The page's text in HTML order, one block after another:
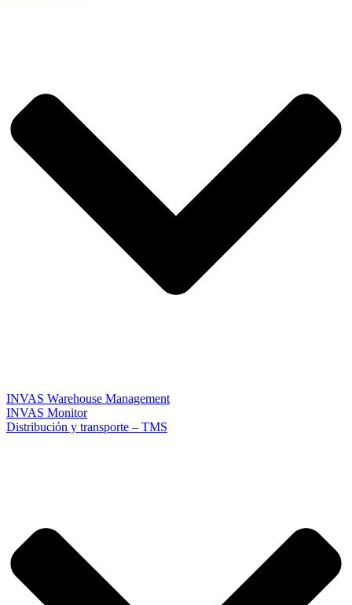
INVAS Warehouse Management
INVAS Monitor
Distribución y transporte – TMS